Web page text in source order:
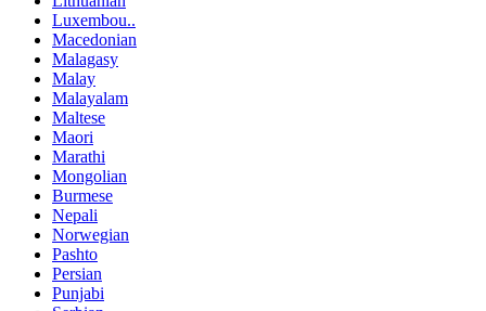
Luxembou..
Macedonian
Malagasy
Malay
Malayalam
Maltese
Maori
Marathi
Mongolian
Burmese
Nepali
Norwegian
Pashto
Persian
Punjabi